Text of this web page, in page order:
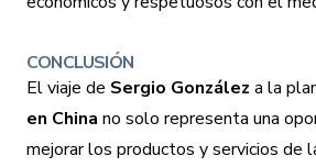
CONCLUSIÓN
El viaje de Sergio González a la
en China no solo representa una
mejorar los productos y servicios de